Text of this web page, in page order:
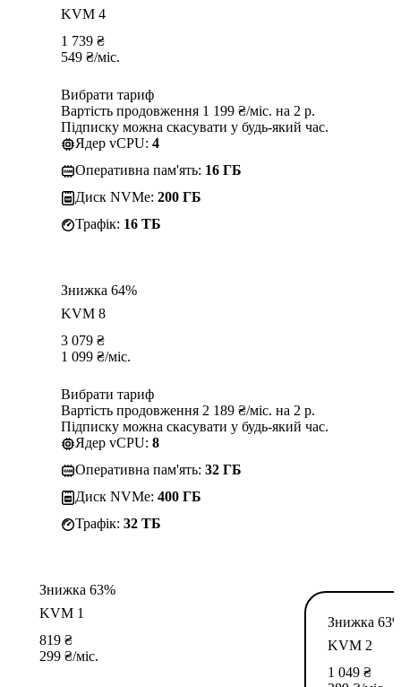
KVM 4
1 739 ₴
549 ₴/міс.
Вибрати тариф
Вартість продовження 1 199 ₴/міс. на 2 р.
Підписку можна скасувати у будь-який час.
Ядер vCPU: 4
Оперативна пам'ять: 16 ГБ
Диск NVMe: 200 ГБ
Трафік: 16 TБ
Знижка 64%
KVM 8
3 079 ₴
1 099 ₴/міс.
Вибрати тариф
Вартість продовження 2 189 ₴/міс. на 2 р.
Підписку можна скасувати у будь-який час.
Ядер vCPU: 8
Оперативна пам'ять: 32 ГБ
Диск NVMe: 400 ГБ
Трафік: 32 TБ
Знижка 63%
KVM 1
819 ₴
299 ₴/міс.
Знижка
KVM 2
1 049 ₴